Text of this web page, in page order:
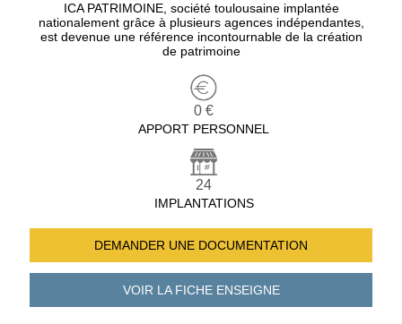
ICA PATRIMOINE, société toulousaine implantée
nationalement grâce à plusieurs agences indépendantes,
est devenue une référence incontournable de la création
de patrimoine
0 €
APPORT PERSONNEL
24
IMPLANTATIONS
DEMANDER UNE DOCUMENTATION
VOIR LA FICHEENSEIGNE